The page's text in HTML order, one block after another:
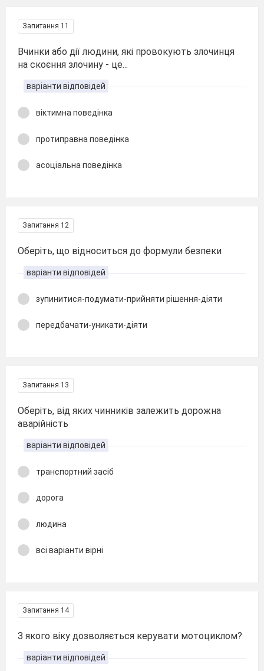
Запитання 11
Вчинки або дії людини, які провокують злочинця
на скоєння злочину - це...
варіанти відповідей
віктимна поведінка
протиправна поведінка
асоціальна поведінка
Запитання 12
Оберіть, що відноситься до формули безпеки
варіанти відповідей
зупинитися-подумати-прийняти рішення-діяти
передбачати-уникати-діяти
Запитання 13
Оберіть, від яких чинників залежить дорожна
аварійність
варіанти відповідей
транспортний засіб
дорога
людина
всі варіанти вірні
Запитання 14
З якого віку дозволяється керувати мотоциклом?
варіанти відповідей